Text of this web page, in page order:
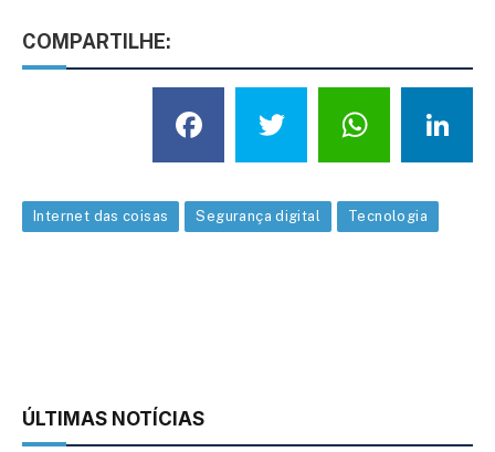
COMPARTILHE:
Facebook
Twitter
Internet das coisas Segurança digital Tecnologia
ÚLTIMAS NOTÍCIAS